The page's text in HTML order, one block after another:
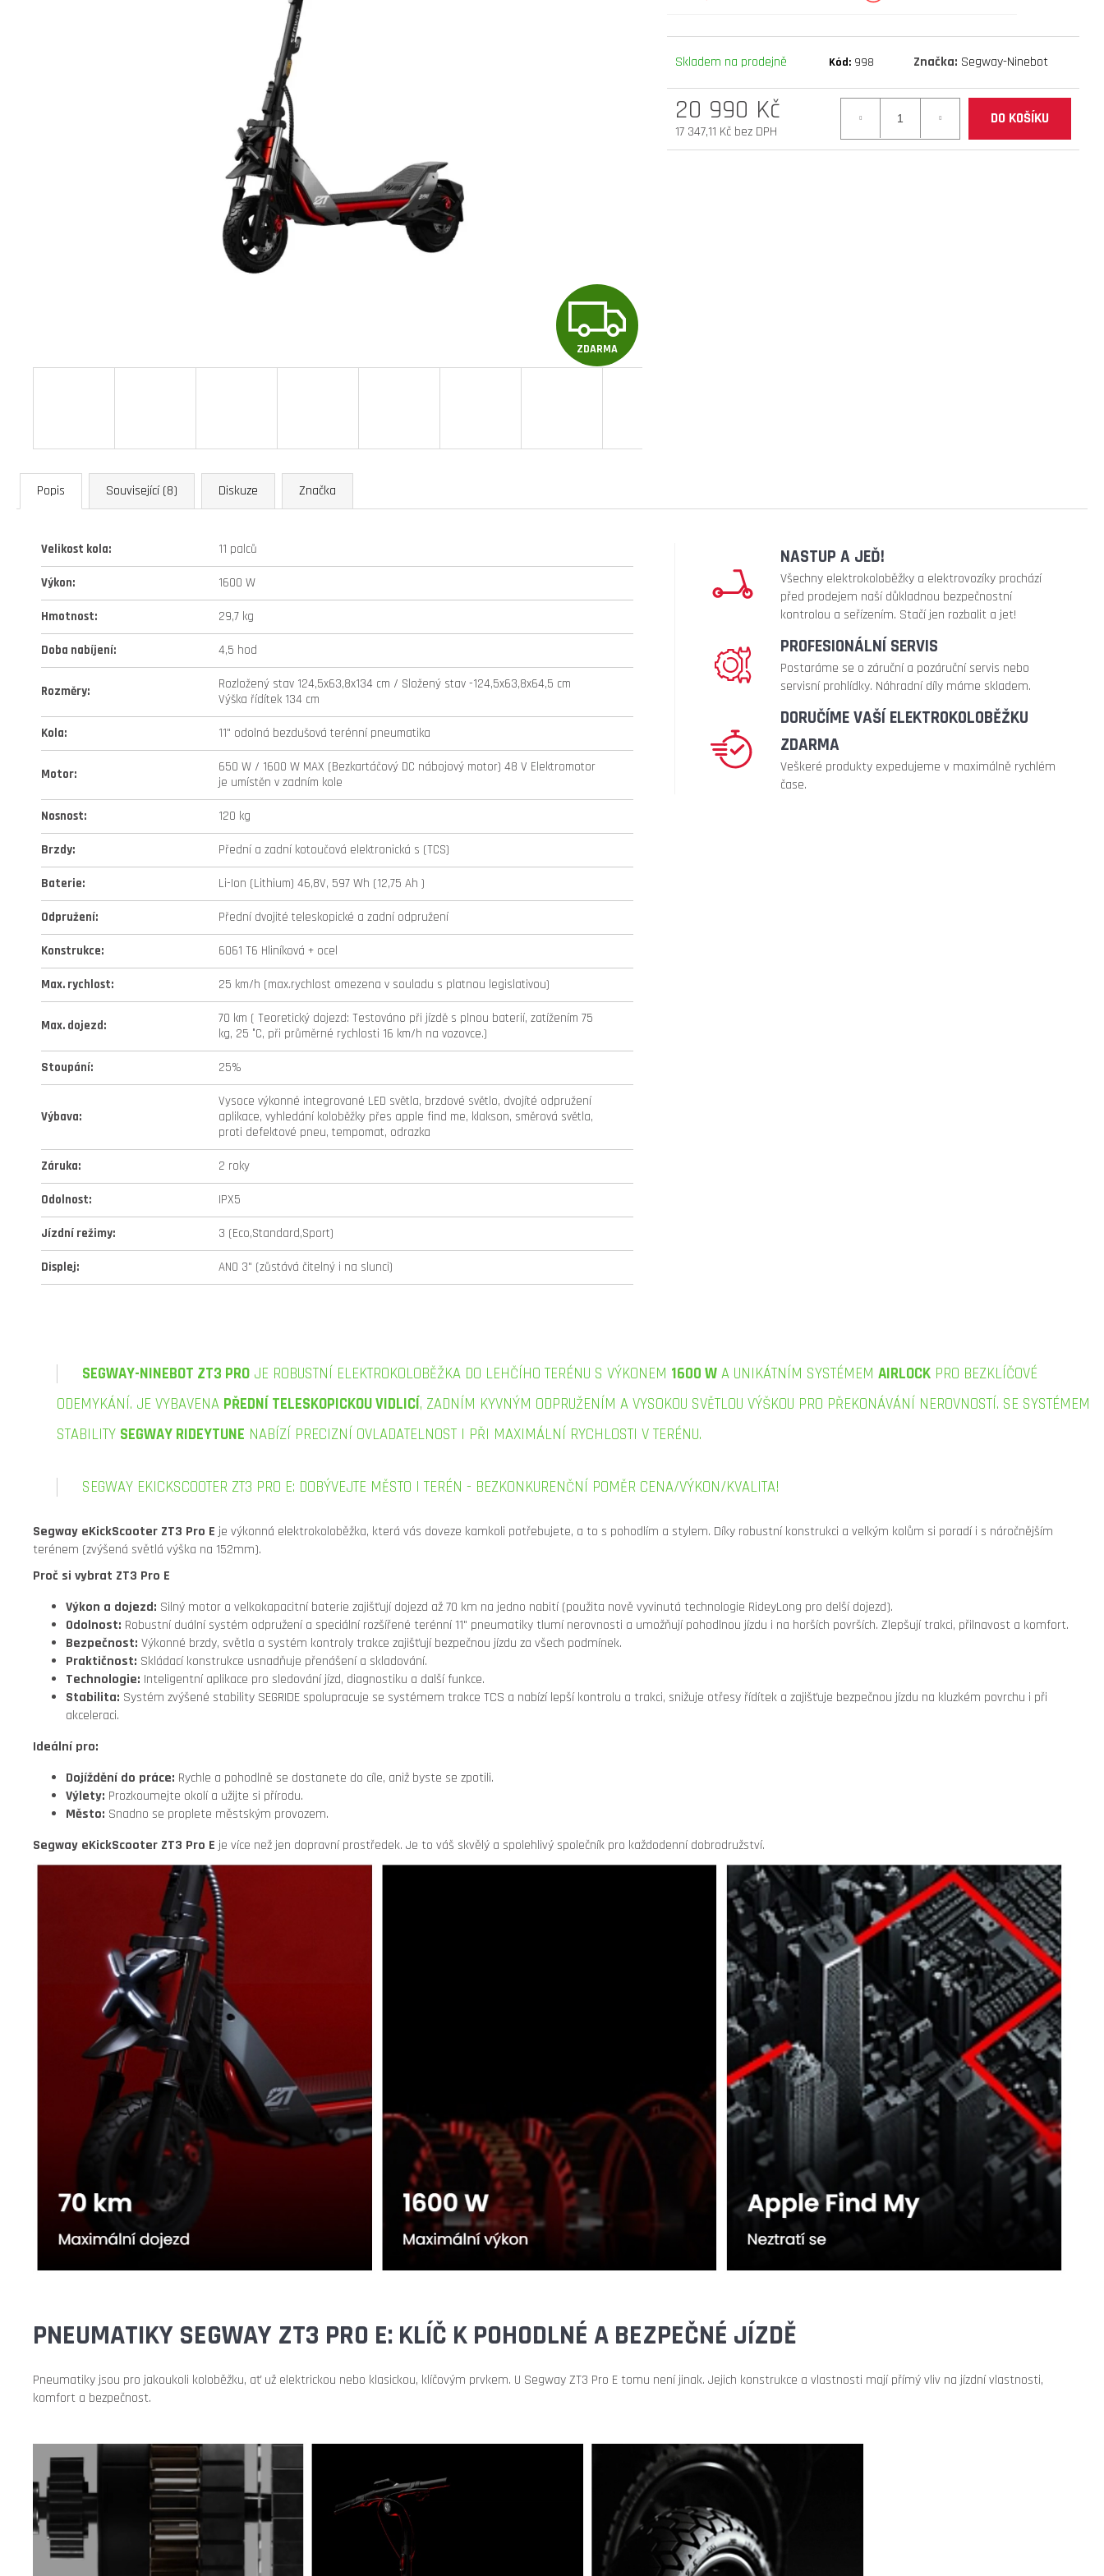
Skladem na prodejně Kód: 998 Značka: Segway-Ninebot
20 990 Kč
17 347,11 Kč bez DPH
Měrná
DO KOŠÍKU
Z
D
A
A
ZDARMA
Popis Související (8) Diskuze Značka
Velikost kola: 11 palců
Výkon: 1600 W
Hmotnost: 29,7 kg
Doba nabíjení: 4,5 hod
Rozměry:
Rozložený stav 124,5x63,8x134 cm / Složený stav -124,5x63,8x64,5 cm
Výška řídítek 134 cm
Kola: 11" odolná bezdušová terénní pneumatika
Motor:
650 W / 1600 W MAX (Bezkartáčový DC nábojový motor) 48 V Elektromotor
je umístěn v zadním kole
Nosnost: 120 kg
Brzdy: Přední a zadní kotoučová elektronická s (TCS)
Baterie: Li-Ion (Lithium) 46,8V, 597 Wh (12,75 Ah )
Odpružení: Přední dvojité teleskopické a zadní odpružení
Konstrukce: 6061 T6 Hliníková + ocel
Max. rychlost: 25 km/h (max.rychlost omezena v souladu s platnou legislativou)
Max. dojezd:
70 km ( Teoretický dojezd: Testováno při jízdě s plnou baterií, zatížením 75
kg, 25 °C, při průměrné rychlosti 16 km/h na vozovce.)
Stoupání: 25%
Výbava:
Vysoce výkonné integrované LED světla, brzdové světlo, dvojíté odpružení
aplikace, vyhledání koloběžky přes apple find me, klakson, směrová světla,
proti defektové pneu, tempomat, odrazka
Záruka: 2 roky
Odolnost: IPX5
Jízdní režimy: 3 (Eco,Standard,Sport)
Displej: ANO 3" (zůstává čitelný i na slunci)
NASTUP A JEĎ!
Všechny elektrokoloběžky a elektrovozíky prochází
před prodejem naší důkladnou bezpečnostní
kontrolou a seřízením. Stačí jen rozbalit a jet!
PROFESIONÁLNÍ SERVIS
Postaráme se o záruční a pozáruční servis nebo
servisní prohlídky. Náhradní díly máme skladem.
DORUČÍME VAŠÍ ELEKTROKOLOBĚŽKU
ZDARMA
Veškeré produkty expedujeme v maximálně rychlém
čase.
SEGWAY-NINEBOT ZT3 PRO JE ROBUSTNÍ ELEKTROKOLOBĚŽKA DO LEHČÍHO TERÉNU S VÝKONEM 1600 W A UNIKÁTNÍM SYSTÉMEM AIRLOCK PRO BEZKLÍČOVÉ
ODEMYKÁNÍ. JE VYBAVENA PŘEDNÍ TELESKOPICKOU VIDLICÍ, ZADNÍM KYVNÝM ODPRUŽENÍM A VYSOKOU SVĚTLOU VÝŠKOU PRO PŘEKONÁVÁNÍ NEROVNOSTÍ. SE SYSTÉMEM
STABILITY SEGWAY RIDEYTUNE NABÍZÍ PRECIZNÍ OVLADATELNOST I PŘI MAXIMÁLNÍ RYCHLOSTI V TERÉNU.
SEGWAY EKICKSCOOTER ZT3 PRO E: DOBÝVEJTE MĚSTO I TERÉN - BEZKONKURENČNÍ POMĚR CENA/VÝKON/KVALITA!
Segway eKickScooter ZT3 Pro E je výkonná elektrokoloběžka, která vás doveze kamkoli potřebujete, a to s pohodlím a stylem. Díky robustní konstrukci a velkým kolům si poradí i s náročnějším
terénem (zvýšená světlá výška na 152mm).
Proč si vybrat ZT3 Pro E
Výkon a dojezd: Silný motor a velkokapacitní baterie zajišťují dojezd až 70 km na jedno nabití (použita nově vyvinutá technologie RideyLong pro delší dojezd).
Odolnost: Robustní duální systém odpružení a speciální rozšířené terénní 11" pneumatiky tlumí nerovnosti a umožňují pohodlnou jízdu i na horších površích. Zlepšují trakci, přilnavost a komfort.
Bezpečnost: Výkonné brzdy, světla a systém kontroly trakce zajišťují bezpečnou jízdu za všech podmínek.
Praktičnost: Skládací konstrukce usnadňuje přenášení a skladování.
Technologie: Inteligentní aplikace pro sledování jízd, diagnostiku a další funkce.
Stabilita: Systém zvýšené stability SEGRIDE spolupracuje se systémem trakce TCS a nabízí lepší kontrolu a trakci, snižuje otřesy řídítek a zajišťuje bezpečnou jízdu na kluzkém povrchu i při
akceleraci.
Ideální pro:
Dojíždění do práce: Rychle a pohodlně se dostanete do cíle, aniž byste se zpotili.
Výlety: Prozkoumejte okolí a užijte si přírodu.
Město: Snadno se proplete městským provozem.
Segway eKickScooter ZT3 Pro E je více než jen dopravní prostředek. Je to váš skvělý a spolehlivý společník pro každodenní dobrodružství.
PNEUMATIKY SEGWAY ZT3 PRO E: KLÍČ K POHODLNÉ A BEZPEČNÉ JÍZDĚ
Pneumatiky jsou pro jakoukoli koloběžku, ať už elektrickou nebo klasickou, klíčovým prvkem. U Segway ZT3 Pro E tomu není jinak. Jejich konstrukce a vlastnosti mají přímý vliv na jízdní vlastnosti,
komfort a bezpečnost.
elektrokoloběžka inokim ox super 23ah lg
v.2 cz edition
33 990 Kč